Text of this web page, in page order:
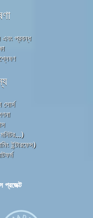
এবং প্রবন্ধ
সোর্স
ইন্টারফেস)
প্রজেক্ট